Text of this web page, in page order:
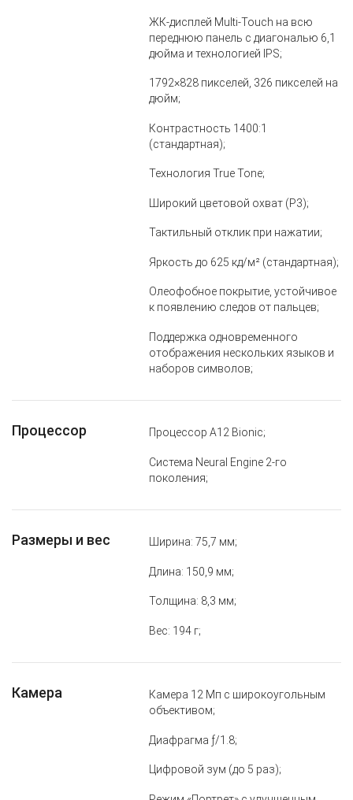
ЖК‑дисплей Multi‑Touch на всю
переднюю панель с диагональю 6,1
дюйма и технологией IPS;
1792×828 пикселей, 326 пикселей на
дюйм;
Контрастность 1400:1
(стандартная);
Технология True Tone;
Широкий цветовой охват (P3);
Тактильный отклик при нажатии;
Яркость до 625 кд/м² (стандартная);
Олеофобное покрытие, устойчивое
к появлению следов от пальцев;
Поддержка одновременного
отображения нескольких языков и
наборов символов;
Процессор Процессор A12 Bionic;
Система Neural Engine 2‑го
поколения;
Размеры и вес Ширина: 75,7 мм;
Длина: 150,9 мм;
Толщина: 8,3 мм;
Вес: 194 г;
Камера
Камера 12 Мп с широкоугольным
объективом;
Диафрагма ƒ/1.8;
Цифровой зум (до 5 раз);